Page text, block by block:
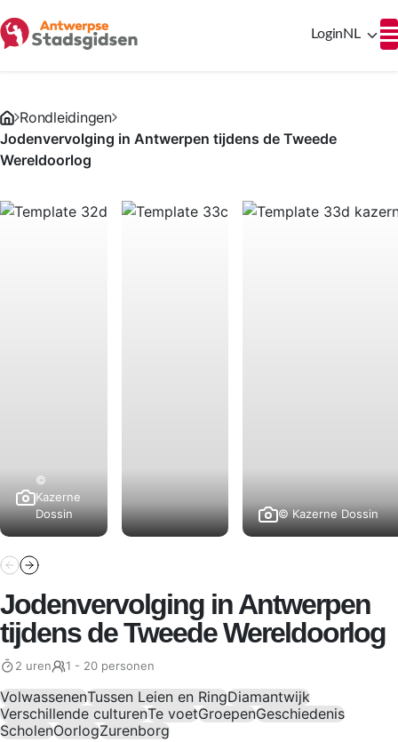
LoginNL
Rondleidingen
Jodenvervolging in Antwerpen tijdens de Tweede
Wereldoorlog
©
Kazerne
Dossin
© Kazerne Dossin
Jodenvervolging in Antwerpen
tijdens de Tweede Wereldoorlog
2 uren 1 - 20 personen
VolwassenenTussen Leien en RingDiamantwijk
Verschillende culturenTe voetGroepenGeschiedenis
ScholenOorlogZurenborg